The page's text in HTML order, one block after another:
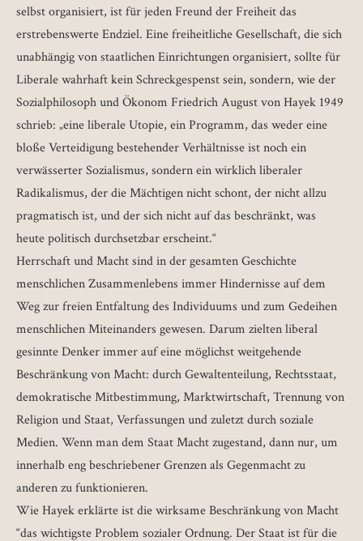
selbst organisiert, ist für jeden Freund der Freiheit das
erstrebenswerte Endziel. Eine freiheitliche Gesellschaft, die sich
unabhängig von staatlichen Einrichtungen organisiert, sollte für
Liberale wahrhaft kein Schreckgespenst sein, sondern, wie der
Sozialphilosoph und Ökonom Friedrich August von Hayek 1949
schrieb: „eine liberale Utopie, ein Programm, das weder eine
bloße Verteidigung bestehender Verhältnisse ist noch ein
verwässerter Sozialismus, sondern ein wirklich liberaler
Radikalismus, der die Mächtigen nicht schont, der nicht allzu
pragmatisch ist, und der sich nicht auf das beschränkt, was
heute politisch durchsetzbar erscheint.“
Herrschaft und Macht sind in der gesamten Geschichte
menschlichen Zusammenlebens immer Hindernisse auf dem
Weg zur freien Entfaltung des Individuums und zum Gedeihen
menschlichen Miteinanders gewesen. Darum zielten liberal
gesinnte Denker immer auf eine möglichst weitgehende
Beschränkung von Macht: durch Gewaltenteilung, Rechtsstaat,
demokratische Mitbestimmung, Marktwirtschaft, Trennung von
Religion und Staat, Verfassungen und zuletzt durch soziale
Medien. Wenn man dem Staat Macht zugestand, dann nur, um
innerhalb eng beschriebener Grenzen als Gegenmacht zu
anderen zu funktionieren.
Wie Hayek erklärte ist die wirksame Beschränkung von Macht
“das wichtigste Problem sozialer Ordnung. Der Staat ist für die